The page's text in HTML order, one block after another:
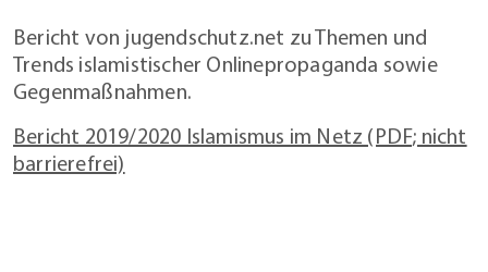
Bericht von jugendschutz.net zu Themen und
Trends islamistischer Onlinepropaganda sowie
Gegenmaßnahmen.
Bericht 2019/2020 Islamismus im Netz (PDF; nicht
barrierefrei)